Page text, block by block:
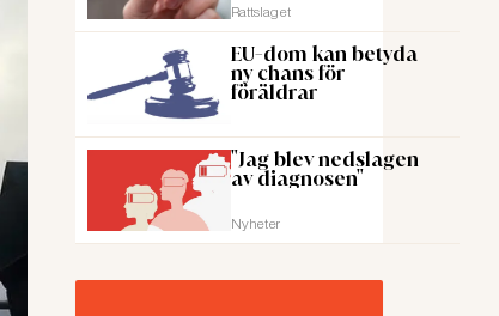
Rattslaget
EU-dom kan betyda
ny chans för
föräldrar
"Jag blev nedslagen
av diagnosen"
Nyheter